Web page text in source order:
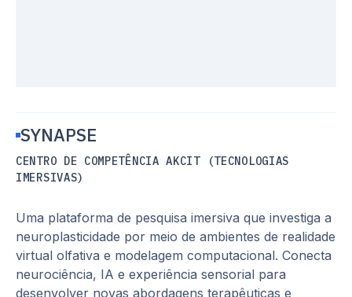
SYNAPSE
CENTRO DE COMPETÊNCIA AKCIT (TECNOLOGIAS
IMERSIVAS)
Uma plataforma de pesquisa imersiva que investiga a
neuroplasticidade por meio de ambientes de realidade
virtual olfativa e modelagem computacional. Conecta
neurociência, IA e experiência sensorial para
desenvolver novas abordagens terapêuticas e